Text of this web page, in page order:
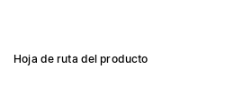
Hoja de ruta del producto